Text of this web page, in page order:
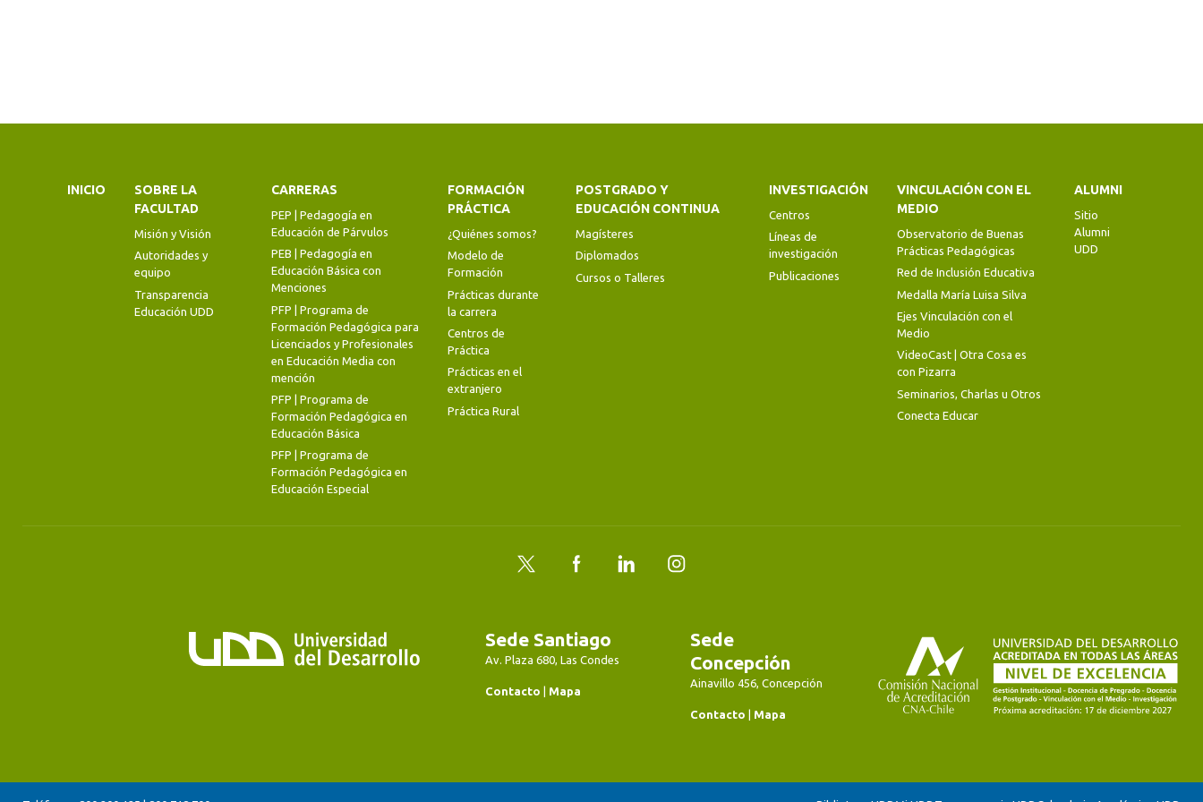
INICIO
SOBRE LA
FACULTAD
Misión y Visión
Autoridades y
equipo
Transparencia
Educación UDD
CARRERAS
PEP | Pedagogía en
Educación de Párvulos
PEB | Pedagogía en
Educación Básica con
Menciones
PFP | Programa de
Formación Pedagógica para
Licenciados y Profesionales
en Educación Media con
mención
PFP | Programa de
Formación Pedagógica en
Educación Básica
PFP | Programa de
Formación Pedagógica en
Educación Especial
FORMACIÓN
PRÁCTICA
¿Quiénes somos?
Modelo de
Formación
Prácticas durante
la carrera
Centros de
Práctica
Prácticas en el
extranjero
Práctica Rural
POSTGRADO Y
EDUCACIÓN CONTINUA
Magísteres
Diplomados
Cursos o Talleres
INVESTIGACIÓN
Centros
Líneas de
investigación
Publicaciones
VINCULACIÓN CON EL
MEDIO
Observatorio de Buenas
Prácticas Pedagógicas
Red de Inclusión Educativa
Medalla María Luisa Silva
Ejes Vinculación con el
Medio
VideoCast | Otra Cosa es
con Pizarra
Seminarios, Charlas u Otros
Conecta Educar
ALUMNI
Sitio
Alumni
UDD
Twitter FacebookLinkedInInstagram
Sede Santiago
Av. Plaza 680, Las Condes
Contacto | Mapa
Sede
Concepción
Ainavillo 456, Concepción
Contacto | Mapa